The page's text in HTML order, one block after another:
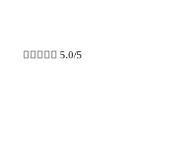
 5.0/5